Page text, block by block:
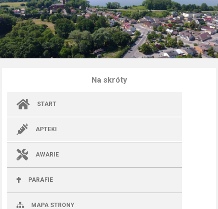
Na skróty
START
APTEKI
AWARIE
PARAFIE
MAPA STRONY